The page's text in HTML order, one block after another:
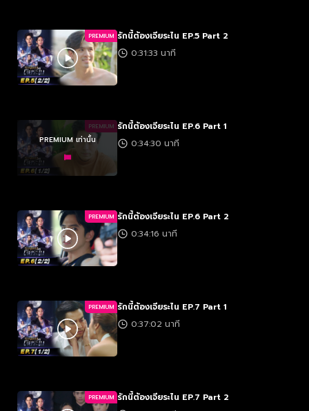
PREMIUM รักนี้ต้องเจียระไน EP.5 Part 2
0:31:33 นาที
PREMIUM
PREMIUM เท่านั้น
รักนี้ต้องเจียระไน EP.6 Part 1
0:34:30 นาที
PREMIUM รักนี้ต้องเจียระไน EP.6 Part 2
0:34:16 นาที
PREMIUM รักนี้ต้องเจียระไน EP.7 Part 1
0:37:02 นาที
PREMIUM รักนี้ต้องเจียระไน EP.7 Part 2